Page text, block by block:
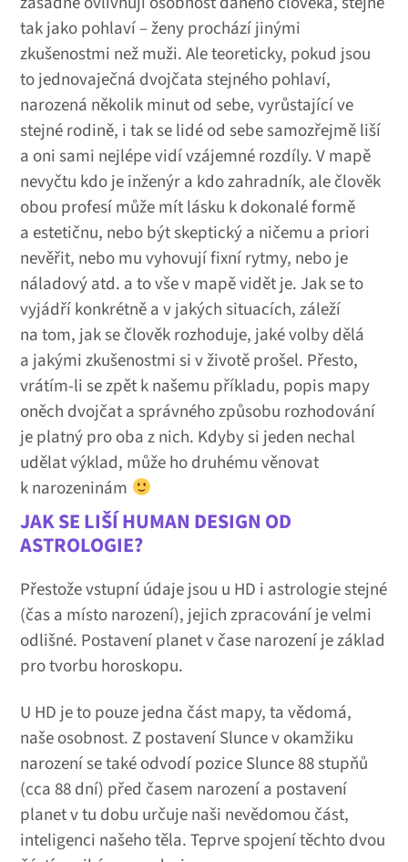
tak jako pohlaví – ženy prochází jinými
zkušenostmi než muži. Ale teoreticky, pokud jsou
to jednovaječná dvojčata stejného pohlaví,
narozená několik minut od sebe, vyrůstající ve
stejné rodině, i tak se lidé od sebe samozřejmě liší
a oni sami nejlépe vidí vzájemné rozdíly. V mapě
nevyčtu kdo je inženýr a kdo zahradník, ale člověk
obou profesí může mít lásku k dokonalé formě
a estetičnu, nebo být skeptický a ničemu a priori
nevěřit, nebo mu vyhovují fixní rytmy, nebo je
náladový atd. a to vše v mapě vidět je. Jak se to
vyjádří konkrétně a v jakých situacích, záleží
na tom, jak se člověk rozhoduje, jaké volby dělá
a jakými zkušenostmi si v životě prošel. Přesto,
vrátím-li se zpět k našemu příkladu, popis mapy
oněch dvojčat a správného způsobu rozhodování
je platný pro oba z nich. Kdyby si jeden nechal
udělat výklad, může ho druhému věnovat
k narozeninám
JAK SE LIŠÍ HUMAN DESIGN OD
ASTROLOGIE?
Přestože vstupní údaje jsou u HD i astrologie stejné
(čas a místo narození), jejich zpracování je velmi
odlišné. Postavení planet v čase narození je základ
pro tvorbu horoskopu.
U HD je to pouze jedna část mapy, ta vědomá,
naše osobnost. Z postavení Slunce v okamžiku
narození se také odvodí pozice Slunce 88 stupňů
(cca 88 dní) před časem narození a postavení
planet v tu dobu určuje naši nevědomou část,
inteligenci našeho těla. Teprve spojení těchto dvou